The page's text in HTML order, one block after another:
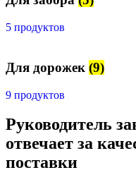
5 продуктов
Для дорожек (9)
9 продуктов
Руководитель
отвечает за
поставки